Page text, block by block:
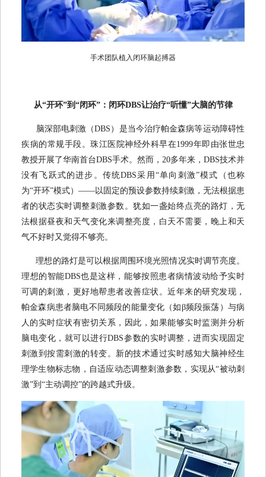
手术团队植入闭环脑起搏器
从“开环”到“闭环”：闭环DBS让治疗“听懂”大脑的节律
脑深部电刺激（DBS）是当今治疗帕金森病等运动障碍性
疾病的常规手段。珠江医院神经外科早在1999年即由张世忠
教授开展了华南首台DBS手术。然而，20多年来，DBS技术并
没有飞跃式的进步。传统DBS采用“单向刺激”模式（也称
为“开环”模式）——以固定的预设参数持续刺激，无法根据患
者的状态实时调整刺激参数。犹如一盏始终点亮的路灯，无
法根据昼夜和天气变化来调整亮度，白天不需要，晚上和天
气不好时又觉得不够亮。
理想的路灯是可以根据周围环境光照情况实时调节亮度。
理想的智能DBS也是这样，能够按照患者病情波动给予实时
可调的刺激，更好地帮患者改善症状。近年来的研究发现，
帕金森病患者脑电不同频段的能量变化（如β频段振荡）与病
人的实时症状有密切关系，因此，如果能够实时监测并分析
脑电变化，就可以进行DBS参数的实时调整，进而实现固定
刺激到按需刺激的转变。新的技术通过实时感知大脑神经生
理学生物标志物，自适应动态调整刺激参数，实现从“被动刺
激”到“主动调控”的跨越式升级。